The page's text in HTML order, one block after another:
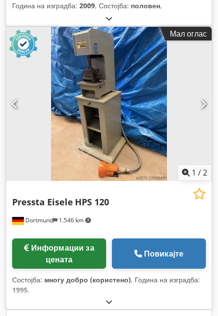
Година на изградба: 2009, Состојба: половен,
Мал оглас
1 /2
Dortmund 1.546 km
Pressta Eisele HPS 120
цената
Повикајте
Состојба: многу добро (користено), Година на изградба:
1995,